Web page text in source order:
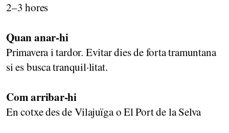
2–3 hores
Quan anar-hi
Primavera i tardor. Evitar dies de forta tramuntana
si es busca tranquil·litat.
Com arribar-hi
En cotxe des de Vilajuïga o El Port de la Selva